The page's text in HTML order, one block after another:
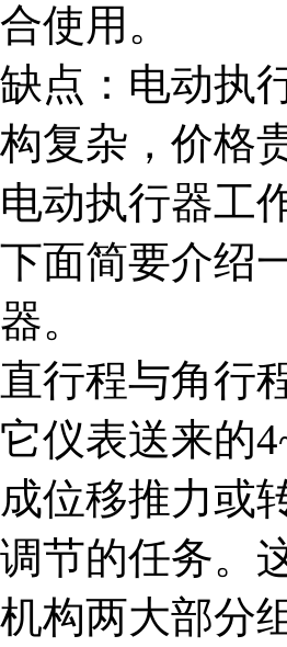
合使用。
缺点：电动执
构复杂，价格
电动执行器工
下面简要介绍
器。
直行程与角行
它仪表送来的
成位移推力或
调节的任务。
机构两大部分